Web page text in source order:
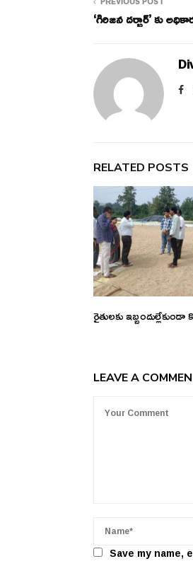
‘గిరిజన దర్బార్’ కు
RELATED POSTS
రైతులకు
LEAVE A
Save my name,